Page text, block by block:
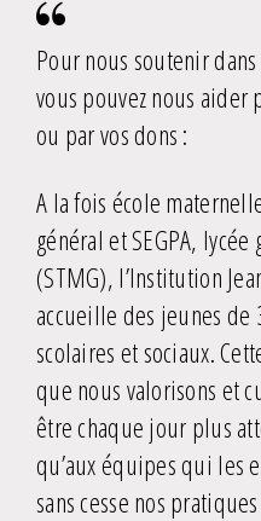
Pour nous soutenir
vous pouvez nous aider
ou par vos dons :
A la fois école
général et SEGPA,
(STMG), l’Institution
accueille des jeunes de
scolaires et sociaux.
que nous valorisons et
être chaque jour plus
qu’aux équipes qui les
sans cesse nos